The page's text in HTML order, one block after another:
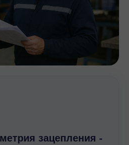
зацепления -